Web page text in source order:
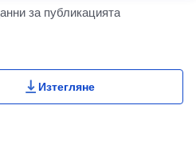
за публикацията
Portlet
Изтегляне